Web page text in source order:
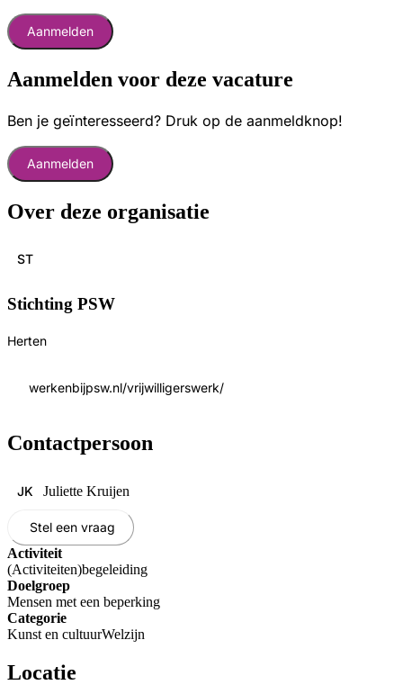
Aanmelden
Aanmelden voor deze vacature
Ben je geïnteresseerd? Druk op de aanmeldknop!
Aanmelden
Over deze organisatie
ST
Stichting PSW
Herten
werkenbijpsw.nl/vrijwilligerswerk/
Contactpersoon
JK Juliette Kruijen
Stel een vraag
Activiteit
(Activiteiten)begeleiding
Doelgroep
Mensen met een beperking
Categorie
Kunst en cultuurWelzijn
Locatie